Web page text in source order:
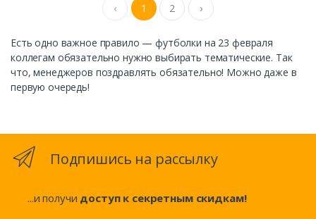
‹ 1 2 ›
Есть одно важное правило — футболки на 23 февраля
коллегам обязательно нужно выбирать тематические. Так
что, менеджеров поздравлять обязательно! Можно даже в
первую очередь!
Подпишись на рассылку
...и получи доступ к секретным скидкам!